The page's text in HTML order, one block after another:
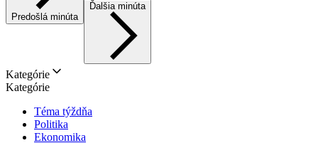
Predošlá minúta
Ďalšia minúta
Kategórie
Kategórie
Téma týždňa
Politika
Ekonomika